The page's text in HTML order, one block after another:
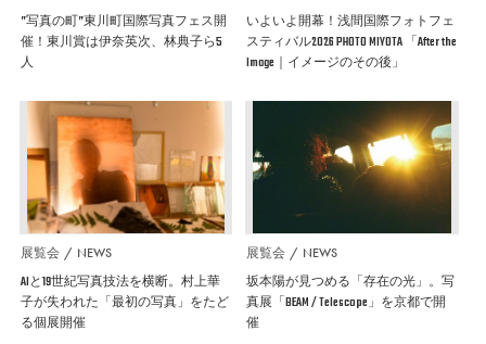
”写真の町”東川町国際写真フェス開
催！東川賞は伊奈英次、林典子ら5
人
いよいよ開幕！浅間国際フォトフェ
スティバル2026 PHOTO MIYOTA 「After the
Image｜イメージのその後」
展覧会 NEWS
AIと19世紀写真技法を横断。村上華
子が失われた「最初の写真」をたど
る個展開催
展覧会 NEWS
坂本陽が見つめる「存在の光」。写
真展「BEAM / Telescope」を京都で開
催